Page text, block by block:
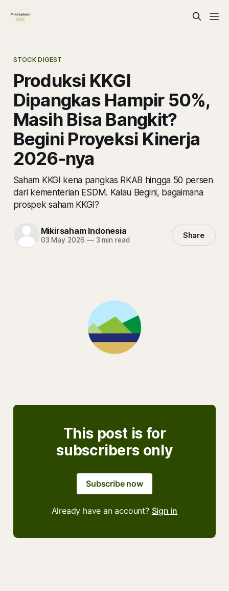
STOCK DIGEST
Produksi KKGI
Dipangkas Hampir 50%,
Masih Bisa Bangkit?
Begini Proyeksi Kinerja
2026-nya
Saham KKGI kena pangkas RKAB hingga 50 persen
dari kementerian ESDM. Kalau Begini, bagaimana
prospek saham KKGI?
Mikirsaham Indonesia
03 May 2026 —3 min read Share
This post is for
subscribers only
Subscribe now
Already have an account? Sign in